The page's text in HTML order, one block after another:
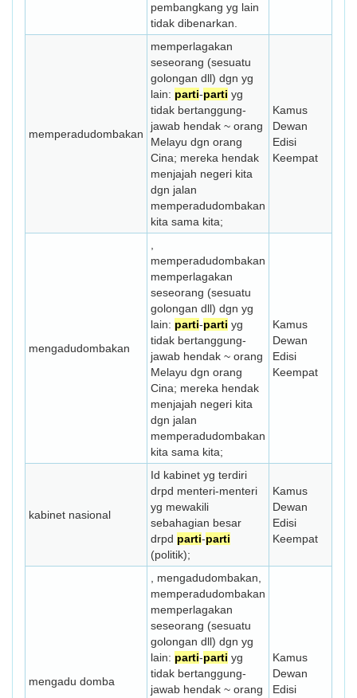
pembangkang yg lain
tidak dibenarkan.
memperadudombakan
memper­lagakan
seseorang (sesuatu
golongan dll) dgn yg
lain: parti-parti yg
tidak bertanggung­
jawab hendak ~ orang
Melayu dgn orang
Cina; mereka hendak
menjajah negeri kita
dgn jalan
memperadudombakan
kita sama kita;
Kamus
Dewan
Edisi
Keempat
mengadudom­ba­kan
memperadudombakan
memper­lagakan
seseorang (sesuatu
golongan dll) dgn yg
lain: parti-parti yg
tidak bertanggung­
jawab hendak ~ orang
Melayu dgn orang
Cina; mereka hendak
menjajah negeri kita
dgn jalan
memperadudombakan
kita sama kita;
Kamus
Dewan
Edisi
Keempat
kabinet nasional
Id kabinet yg terdiri
drpd menteri-menteri
yg mewakili
sebahagian besar
drpd parti-parti
(politik);
Kamus
Dewan
Edisi
Keempat
mengadu domba
, mengadudom­ba­kan,
memperadudombakan
memper­lagakan
seseorang (sesuatu
golongan dll) dgn yg
lain: parti-parti yg
tidak bertanggung­
jawab hendak ~ orang
Kamus
Dewan
Edisi